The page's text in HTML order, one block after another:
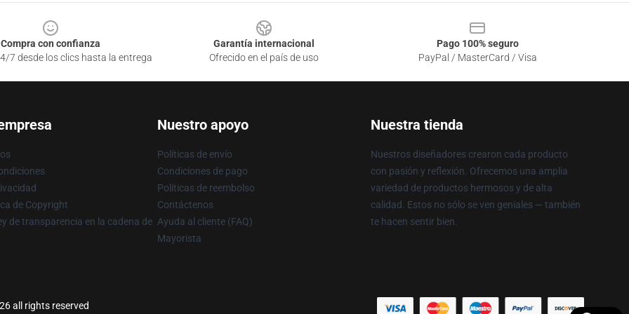
Compra con confianza
7 desde los clics hasta la entrega
Garantía internacional
Ofrecido en el país de uso
Pago 100% seguro
PayPal / MasterCard / Visa
de Copyright
de transparencia en la cadena de
Nuestro apoyo
Políticas de envío
Condiciones de pago
Políticas de reembolso
Contáctenos
Ayuda al cliente (FAQ)
Mayorista
Nuestra tienda
Nuestros diseñadores crearon cada producto
con pasión y reflexión. Ofrecemos una amplia
variedad de productos hermosos y de alta
calidad. Estos no sólo se ven geniales — también
te hacen sentir bien.
all rights reserved